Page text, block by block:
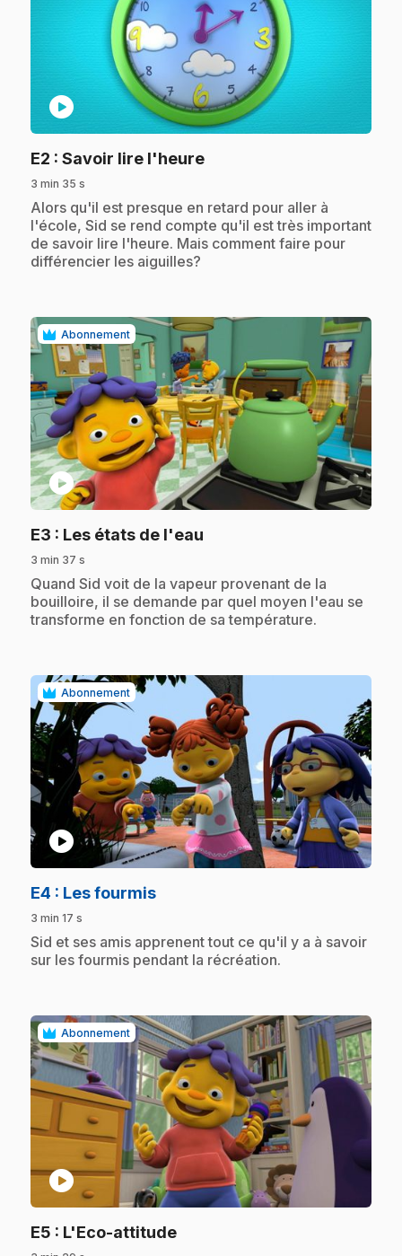
play_circle
E2 : Savoir lire l'heure.
3 min 35 s
.Alors qu'il est presque en retard pour aller à
l'école, Sid se rend compte qu'il est très important
de savoir lire l'heure. Mais comment faire pour
différencier les aiguilles?
Abonnement
play_circle
E3 : Les états de l'eau
3 min 37 s
.Quand Sid voit de la vapeur provenant de la
bouilloire, il se demande par quel moyen l'eau se
transforme en fonction de sa température.
Abonnement
play_circle
E4 : Les fourmis.
3 min 17 s
.Sid et ses amis apprenent tout ce qu'il y a à savoir
sur les fourmis pendant la récréation.
Abonnement
play_circle
E5 : L'Eco-attitude.